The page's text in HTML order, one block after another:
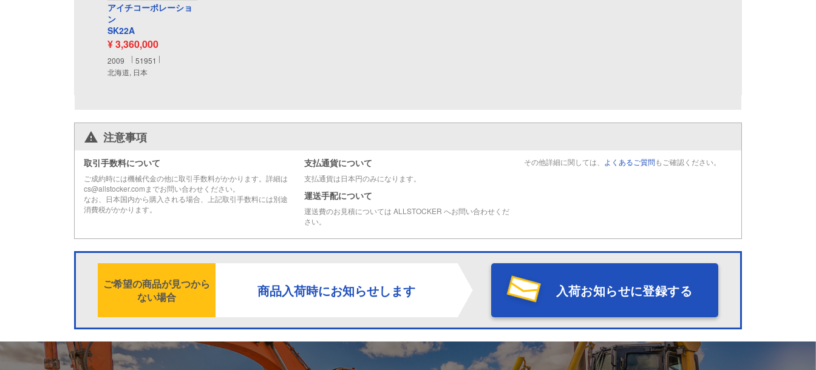
アイチコーポレーショ
ン
SK22A
¥ 3,360,000
2009
51951
北海道, 日本
注意事項
取引手数料について
ご成約時には機械代金の他に取引手数料がかかります。詳細は
cs@allstocker.comまでお問い合わせください。
なお、日本国内から購入される場合、上記取引手数料には別途
消費税がかかります。
支払通貨について
支払通貨は日本円のみになります。
運送手配について
運送費のお見積については ALLSTOCKER へお問い合わせくだ
さい。
その他詳細に関しては、 よくあるご質問もご確認ください。
ご希望の商品が見つから
ない場合
商品入荷時にお知らせします 入荷お知らせに登録する